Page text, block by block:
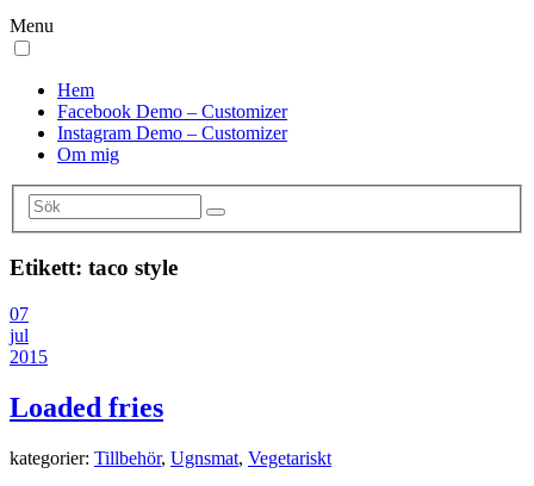
Menu
Hem
Facebook Demo – Customizer
Instagram Demo – Customizer
Om mig
Etikett: taco style
07
jul
2015
Loaded fries
kategorier: Tillbehör, Ugnsmat, Vegetariskt